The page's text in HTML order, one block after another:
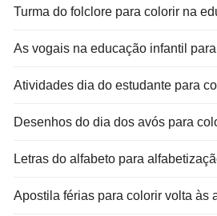
Turma do folclore para colorir na
As vogais na educação infantil
Atividades dia do estudante para
Desenhos do dia dos avós para
Letras do alfabeto para
Apostila férias para colorir volta às